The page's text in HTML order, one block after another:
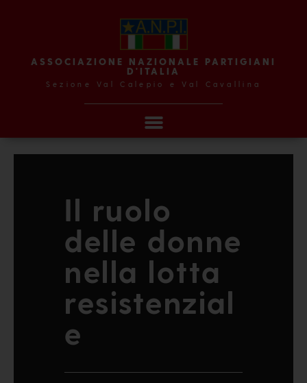
ASSOCIAZIONE NAZIONALE PARTIGIANI
D'ITALIA
Sezione Val Calepio e Val Cavallina
Il ruolo
delle donne
nella lotta
resistenzial
e